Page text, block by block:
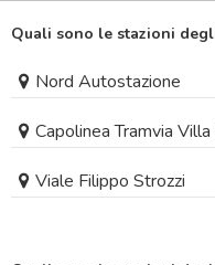
Quali sono le stazioni
Nord Autostazione
Capolinea Tramvia Villa
Viale Filippo Strozzi